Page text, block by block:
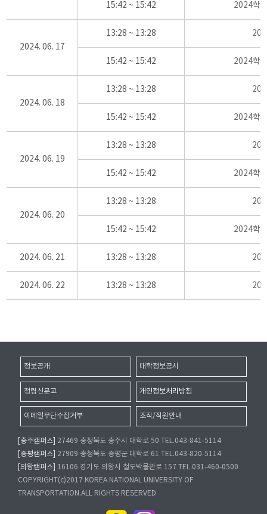
15:42 ~ 15:42 2024학
2024. 06. 17
13:28 ~ 13:28
15:42 ~ 15:42 2024학
2024. 06. 18
13:28 ~ 13:28
15:42 ~ 15:42 2024학
2024. 06. 19
13:28 ~ 13:28
15:42 ~ 15:42 2024학
2024. 06. 20
13:28 ~ 13:28
15:42 ~ 15:42 2024학
2024. 06. 21 13:28 ~ 13:28
2024. 06. 22 13:28 ~ 13:28
정보공개 대학정보공시
청렴신문고 개인정보처리방침
이메일무단수집거부 조직/직원안내
[충주캠퍼스]
27469 충청북도 충주시 대학로 50 TEL.043-841-5114
[증평캠퍼스]
27909 충청북도 증평군 대학로 61 TEL.043-820-5114
[의왕캠퍼스]
16106 경기도 의왕시 철도박물관로 157 TEL.031-460-0500
COPYRIGHT(c)2017 KOREA NATIONAL UNIVERSITY OF
TRANSPORTATION.ALL RIGHTS RESERVED